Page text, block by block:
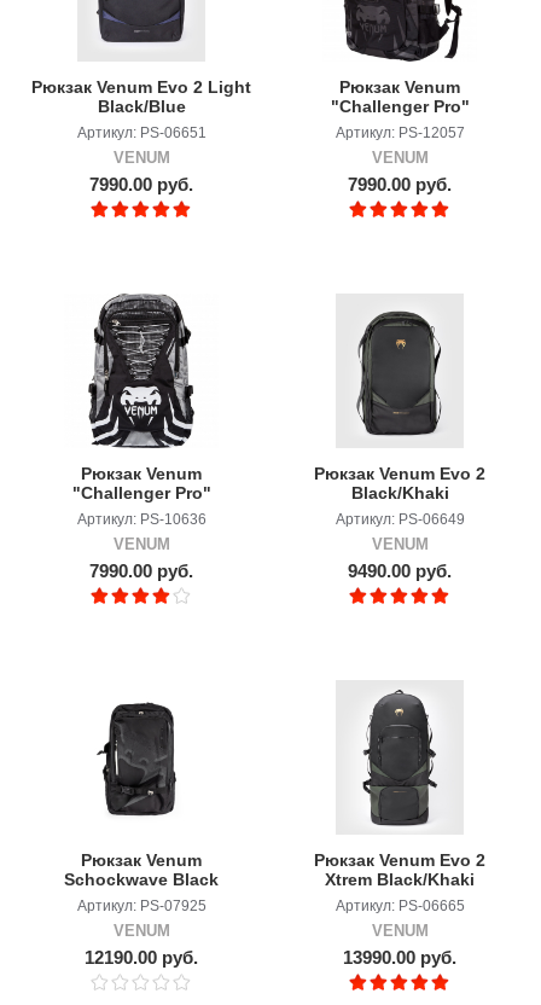
Рюкзак Venum Evo 2 Light
Black/Blue
Артикул: PS-06651
VENUM
7990.00 руб.
Рюкзак Venum
"Challenger Pro"
Backpack - Black/Black
Артикул: PS-12057
VENUM
7990.00 руб.
Рюкзак Venum
"Challenger Pro"
Backpack - Black/Grey
Артикул: PS-10636
VENUM
7990.00 руб.
Рюкзак Venum Evo 2
Black/Khaki
Артикул: PS-06649
VENUM
9490.00 руб.
Рюкзак Venum
Schockwave Black
Артикул: PS-07925
VENUM
12190.00 руб.
Рюкзак Venum Evo 2
Xtrem Black/Khaki
Артикул: PS-06665
VENUM
13990.00 руб.